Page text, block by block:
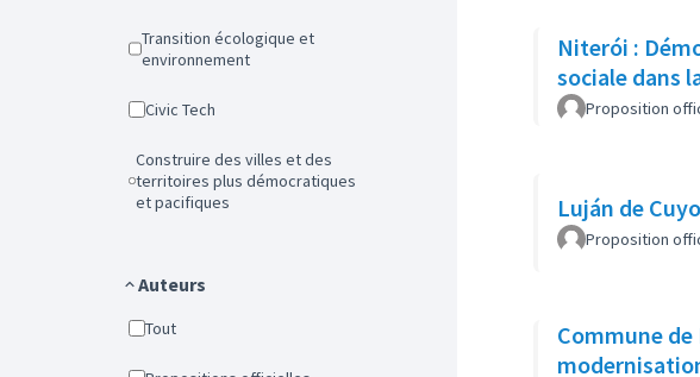
Transition écologique et
environnement
Civic Tech
Construire des villes et des
territoires plus démocratiques
et pacifiques
Auteurs
Tout
Niterói :
sociale dans
Proposition
Luján de
Proposition
Commune